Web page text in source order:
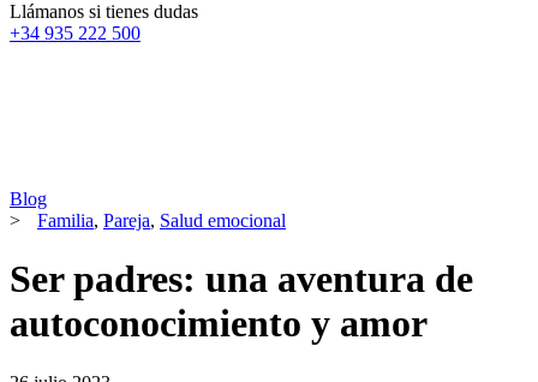
Llámanos si tienes dudas
+34 935 222 500
Blog
>
Familia, Pareja, Salud emocional
Ser padres: una aventura de
autoconocimiento y amor